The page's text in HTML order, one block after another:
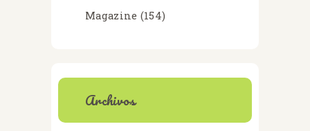
Magazine (154)
Archivos